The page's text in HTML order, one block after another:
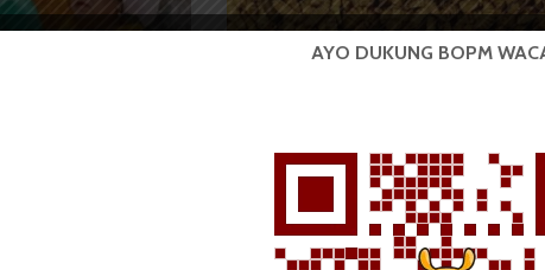
Agama
Alternatif
10 Desember 2024
7 menit waktu baca
AYO DUKUNG BOPM